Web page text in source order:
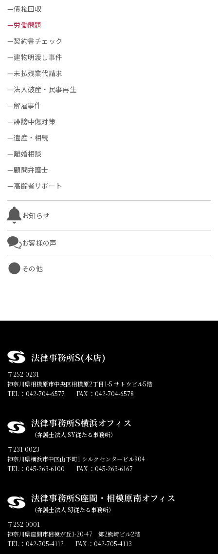
債権回収
労働問題
契約書チェック
建物明渡し事件
未払残業代請求
法人破産・民事再生
解雇事件
誹謗中傷対策
遺産・相続
離婚相談
顧問弁護士
高齢者サポート
お知らせ
お客様の声
その他
法律事務所S(本店)
〒252-0231
神奈川県相模原市中央区相模原2丁目1-5 サトウビル5階
TEL ：042-704-6577 FAX ：042-704-6578
法律事務所S横浜オフィス
（弁護士法人 SY従たる事務所）
〒231-0023
神奈川県横浜市中区山下町1 シルクセンタービル904
TEL ：045-263-6100 FAX ：045-263-6167
法律事務所S座間・相模原南オフィス
（弁護士法人 SJ従たる事務所）
〒252-0001
神奈川県座間市相模が丘1-20-47 第2熊崎ビル2階
TEL ：042-705-4112 FAX ：042-705-4113